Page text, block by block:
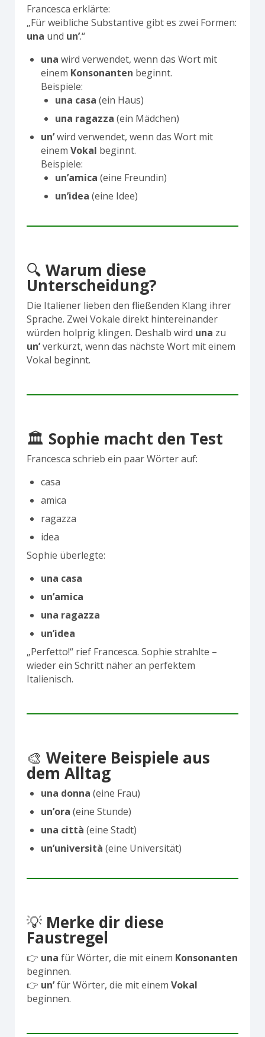
Francesca erklärte:
„Für weibliche Substantive gibt es zwei Formen:
una und un’.“
una wird verwendet, wenn das Wort mit
einem Konsonanten beginnt.
Beispiele:
una casa (ein Haus)
una ragazza (ein Mädchen)
un’wird verwendet, wenn das Wort mit
einem Vokal beginnt.
Beispiele:
un’amica (eine Freundin)
un’idea (eine Idee)
🔍 Warum diese
Unterscheidung?
Die Italiener lieben den fließenden Klang ihrer
Sprache. Zwei Vokale direkt hintereinander
würden holprig klingen. Deshalb wird una zu
un’verkürzt, wenn das nächste Wort mit einem
Vokal beginnt.
🏛 Sophie macht den Test
Francesca schrieb ein paar Wörter auf:
casa
amica
ragazza
idea
Sophie überlegte:
una casa
un’amica
una ragazza
un’idea
„Perfetto!“ rief Francesca. Sophie strahlte –
wieder ein Schritt näher an perfektem
Italienisch.
🎨 Weitere Beispiele aus
dem Alltag
una donna (eine Frau)
un’ora (eine Stunde)
una città (eine Stadt)
un’università (eine Universität)
💡 Merke dir diese
Faustregel
👉 una für Wörter, die mit einem Konsonanten
beginnen.
👉 un’für Wörter, die mit einem Vokal
beginnen.